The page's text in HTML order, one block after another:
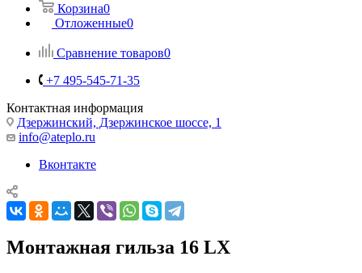
Корзина0
Отложенные0
Сравнение товаров0
+7 495-545-71-35
Контактная информация
Дзержинский, Дзержинское шоссе, 1
info@ateplo.ru
Вконтакте
Монтажная гильза 16 LX